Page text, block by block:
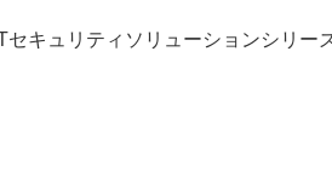
セキュリティソリューションシリー